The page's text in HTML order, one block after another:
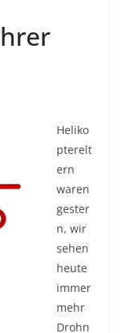
Heliko
pterelt
ern
waren
gester
n, wir
sehen
heute
immer
mehr
Drohn